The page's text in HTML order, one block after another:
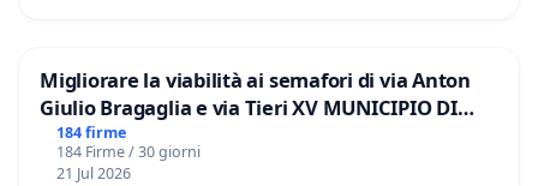
Migliorare la viabilità ai semafori di via Anton
Giulio Bragaglia e via Tieri XV MUNICIPIO DI
ROMA
184 firme
184 Firme / 30 giorni
21 Jul 2026